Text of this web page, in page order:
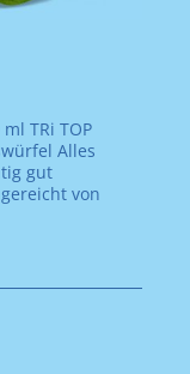
TRi TOP
Alles
gut
von